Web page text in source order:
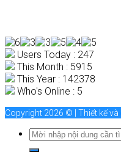
Users Today : 247
This Month : 5915
This Year : 142378
Who's Online : 5
Copyright 2026 © | Thiết kế và